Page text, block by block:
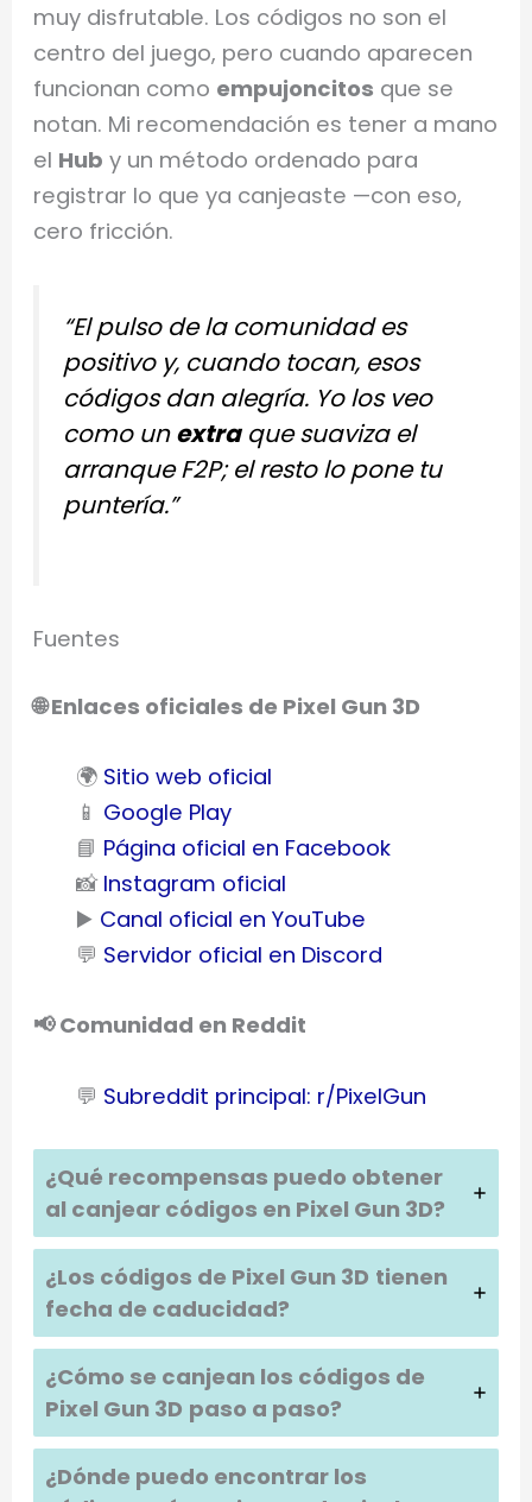
muy disfrutable. Los códigos no son el
centro del juego, pero cuando aparecen
funcionan como empujoncitos que se
notan. Mi recomendación es tener a mano
el Hub y un método ordenado para
registrar lo que ya canjeaste —con eso,
cero fricción.
“El pulso de la comunidad es
positivo y, cuando tocan, esos
códigos dan alegría. Yo los veo
como unextraque suaviza el
arranque F2P; el resto lo pone tu
puntería.”
Fuentes
🌐 Enlaces oficiales de Pixel Gun 3D
🌍 Sitio web oficial
📱 Google Play
📘 Página oficial en Facebook
📸 Instagram oficial
▶️ Canal oficial en YouTube
💬 Servidor oficial en Discord
📢 Comunidad en Reddit
💬 Subreddit principal: r/PixelGun
¿Qué recompensas puedo obtener
al canjear códigos en Pixel Gun 3D?
¿Los códigos de Pixel Gun 3D tienen
fecha de caducidad?
¿Cómo se canjean los códigos de
Pixel Gun 3D paso a paso?
¿Dónde puedo encontrar los